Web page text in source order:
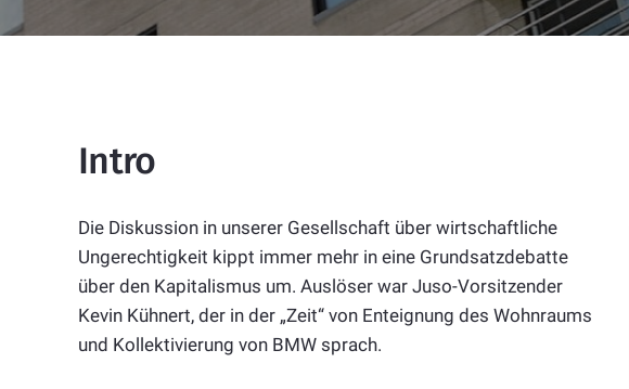
Intro
Die Diskussion in unserer Gesellschaft über wirtschaftliche
Ungerechtigkeit kippt immer mehr in eine Grundsatzdebatte
über den Kapitalismus um. Auslöser war Juso-Vorsitzender
Kevin Kühnert, der in der „Zeit“ von Enteignung des Wohnraums
und Kollektivierung von BMW sprach.